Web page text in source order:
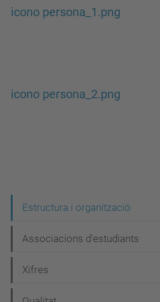
icono persona_1.png
icono persona_2.png
a
v
g
Estructura i organització
Associacions d'estudiants
Xifres